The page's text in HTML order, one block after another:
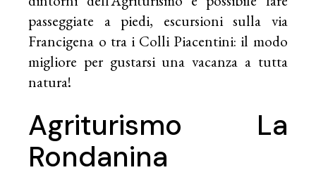
passeggiate a piedi, escursioni sulla via
Francigena o tra i Colli Piacentini: il modo
migliore per gustarsi una vacanza a tutta
natura!
Agriturismo La
Rondanina